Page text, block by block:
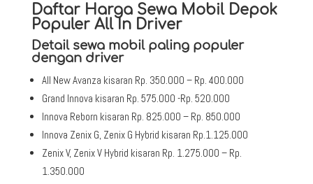
Daftar Harga Sewa Mobil Depok
Populer All In Driver
Detail sewa mobil paling populer
dengan driver
All New Avanza kisaran Rp. 350.000 – Rp. 400.000
Grand Innova kisaran Rp. 575.000 -Rp. 520.000
Innova Reborn kisaran Rp. 825.000 – Rp. 850.000
Innova Zenix G, Zenix G Hybrid kisaran Rp.1.125.000
Zenix V, Zenix V Hybrid kisaran Rp. 1.275.000 – Rp.
1.350.000